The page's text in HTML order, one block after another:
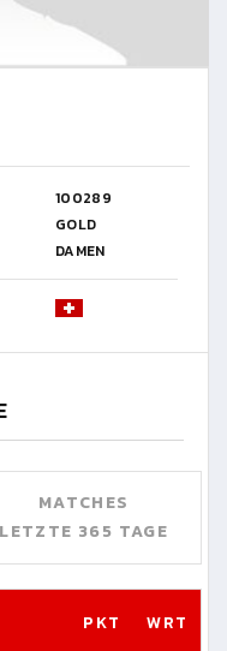
100289
GOLD
DAMEN
MATCHES
LETZTE 365 TAGE
PKT WRT